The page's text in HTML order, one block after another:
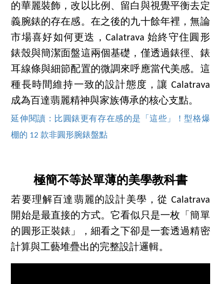
的華麗裝飾，改以比例、留白與視覺平衡去定
義腕錶的存在感。在之後的九十餘年裡，無論
市場喜好如何更迭，Calatrava 始終守住圓形
錶殼與簡潔面盤這兩個基礎，僅透過錶徑、錶
耳線條與細節配置的微調來呼應當代美感。這
種長時間維持一致的設計態度，讓 Calatrava
成為百達翡麗精神與家族傳承的核心支點。
延伸閱讀：比圓錶更有存在感的是「這些」！型格爆
棚的 12 款非圓形腕錶盤點
極簡不等於單薄的美學教科書
若要理解百達翡麗的設計美學，從 Calatrava
開始是最直接的方式。它看似只是一枚「簡單
的圓形正裝錶」，細看之下卻是一套透過精密
計算與工藝堆疊出的完整設計邏輯。